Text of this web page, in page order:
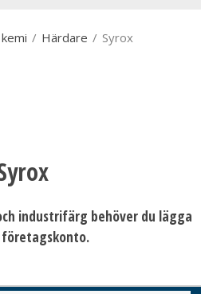
/ Härdare / Syrox
industrifärg behöver du lägga